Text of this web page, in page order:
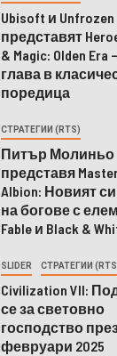
Ubisoft и Unfrozen
представят
& Magic: Olden Era
глава в
поредица
СТРАТЕГИИ (RTS)
Питър Молиньо
представя
Albion: Новият
на богове с
Fable и Black &
SLIDER СТРАТЕГИИ
Civilization VII:
се за световно
господство
февруари 2025